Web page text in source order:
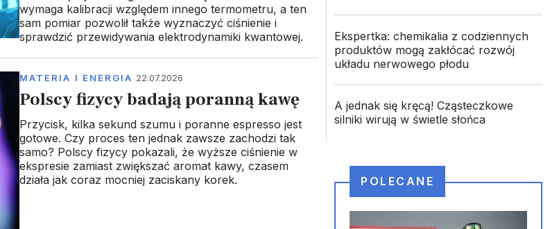
wymaga kalibracji względem innego termometru, a ten
sam pomiar pozwolił także wyznaczyć ciśnienie i
sprawdzić przewidywania elektrodynamiki kwantowej.
MATERIA I ENERGIA 22.07.2026
Polscy fizycy badają poranną kawę
Przycisk, kilka sekund szumu i poranne espresso jest
gotowe. Czy proces ten jednak zawsze zachodzi tak
samo? Polscy fizycy pokazali, że wyższe ciśnienie w
ekspresie zamiast zwiększać aromat kawy, czasem
działa jak coraz mocniej zaciskany korek.
Ekspertka: chemikalia z codziennych
produktów mogą zakłócać rozwój
układu nerwowego płodu
A jednak się kręcą! Cząsteczkowe
silniki wirują w świetle słońca
POLECANE